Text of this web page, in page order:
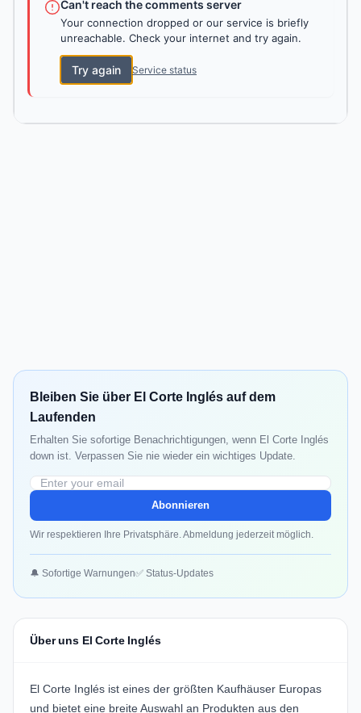
Can't reach the comments server
Your connection dropped or our service is briefly
unreachable. Check your internet and try again.
Try again Service status
Bleiben Sie über El Corte Inglés auf dem
Laufenden
Erhalten Sie sofortige Benachrichtigungen, wenn El Corte Inglés
down ist. Verpassen Sie nie wieder ein wichtiges Update.
Abonnieren
Wir respektieren Ihre Privatsphäre. Abmeldung jederzeit möglich.
🔔 Sofortige Warnungen✅ Status-Updates
Über uns El Corte Inglés
El Corte Inglés ist eines der größten Kaufhäuser Europas
und bietet eine breite Auswahl an Produkten aus den